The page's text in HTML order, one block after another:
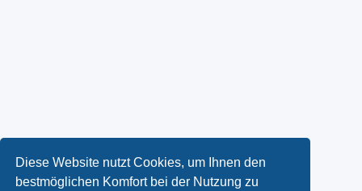
Diese Website nutzt Cookies, um Ihnen den
bestmöglichen Komfort bei der Nutzung zu